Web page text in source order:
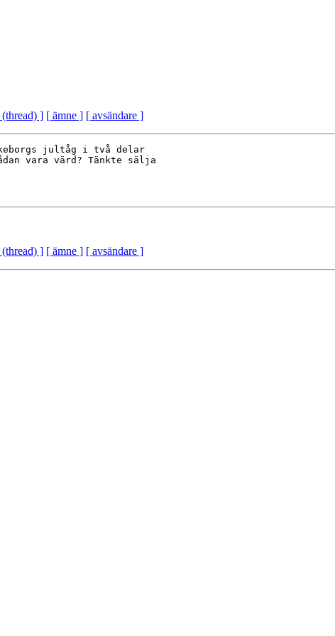
(thread) ] [ ämne ] [ avsändare ]
jultåg i två delar
vara värd? Tänkte sälja
(thread) ] [ ämne ] [ avsändare ]